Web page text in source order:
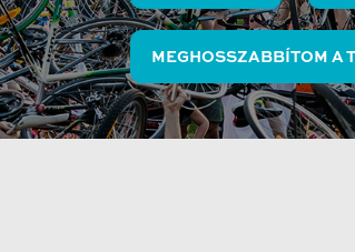
MEGHOSSZABBÍTOM A